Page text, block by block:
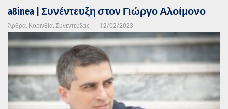
a8inea | Συνέντευξη στον Γιώργο Αλοίμονο
Άρθρα, Κορινθία, Συνεντεύξεις 12/02/2023